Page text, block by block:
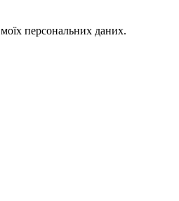
моїх персональних даних.